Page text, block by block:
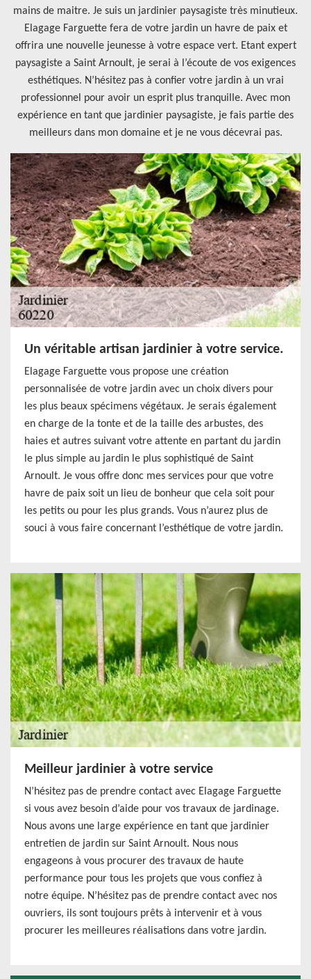
mains de maitre. Je suis un jardinier paysagiste très minutieux.
Elagage Farguette fera de votre jardin un havre de paix et
offrira une nouvelle jeunesse à votre espace vert. Etant expert
paysagiste a Saint Arnoult, je serai à l’écoute de vos exigences
esthétiques. N’hésitez pas à confier votre jardin à un vrai
professionnel pour avoir un esprit plus tranquille. Avec mon
expérience en tant que jardinier paysagiste, je fais partie des
meilleurs dans mon domaine et je ne vous décevrai pas.
Un véritable artisan jardinier à votre service.
Elagage Farguette vous propose une création
personnalisée de votre jardin avec un choix divers pour
les plus beaux spécimens végétaux. Je serais également
en charge de la tonte et de la taille des arbustes, des
haies et autres suivant votre attente en partant du jardin
le plus simple au jardin le plus sophistiqué de Saint
Arnoult. Je vous offre donc mes services pour que votre
havre de paix soit un lieu de bonheur que cela soit pour
les petits ou pour les plus grands. Vous n’aurez plus de
souci à vous faire concernant l’esthétique de votre jardin.
Meilleur jardinier à votre service
N’hésitez pas de prendre contact avec Elagage Farguette
si vous avez besoin d’aide pour vos travaux de jardinage.
Nous avons une large expérience en tant que jardinier
entretien de jardin sur Saint Arnoult. Nous nous
engageons à vous procurer des travaux de haute
performance pour tous les projets que vous confiez à
notre équipe. N’hésitez pas de prendre contact avec nos
ouvriers, ils sont toujours prêts à intervenir et à vous
procurer les meilleures réalisations dans votre jardin.